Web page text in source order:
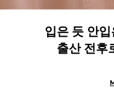
입은 듯 안
출산 전후